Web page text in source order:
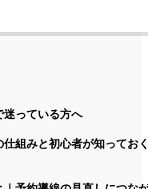
迷っている方へ
仕組みと初心者が知ってお